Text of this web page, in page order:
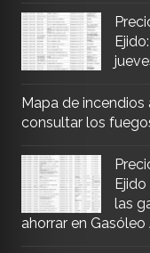
Mapa de
consultar los
las
ahorrar en Gasóleo